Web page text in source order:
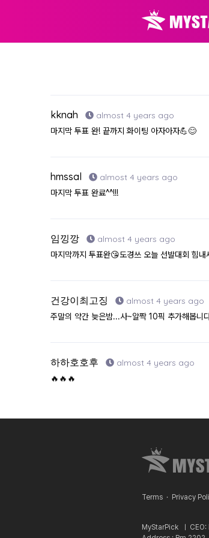
kknah almost 4 years ago
마지막 투표 완! 끝까지 화이팅 아자아자💪😊
hmssal almost 4 years ago
마지막 투표 완료^^!!!
임낑깡 almost 4 years ago
마지막까지 투표완😘도경쓰 오늘 선발대회 힘
건강이최고징 almost 4 years ago
주말의 약간 늦은밤...사~알짝 10픽 추가해봅니
하하호호후 almost 4 years ago
🔥🔥🔥
Terms · Privacy
MyStarPick ㅣ CEO: